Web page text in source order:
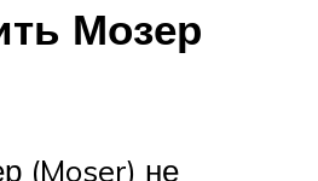
Мозер
(Moser) не